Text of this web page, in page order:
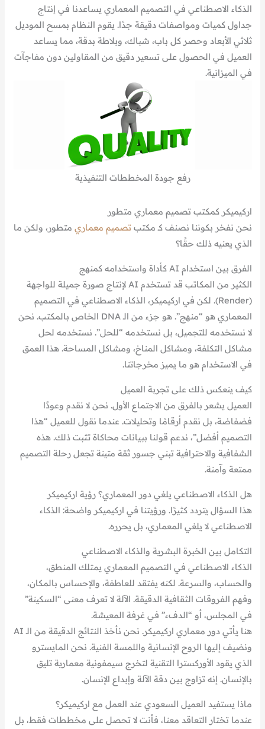
الذكاء الاصطناعي في التصميم المعماري يساعدنا في إنتاج
جداول كميات ومواصفات دقيقة جدًا. يقوم النظام بمسح الموديل
ثلاثي الأبعاد وحصر كل باب، شباك، وبلاطة بدقة، مما يساعد
العميل في الحصول على تسعير دقيق من المقاولين دون مفاجآت
في الميزانية.
رفع جودة المخططات التنفيذية
اركيميكر كمكتب تصميم معماري متطور
نحن نفخر بكوننا نصنف كـ مكتبتصميم معماري متطور، ولكن ما
الذي يعنيه ذلك حقًا؟
الفرق بين استخدام AI كأداة واستخدامه كمنهج
الكثير من المكاتب قد تستخدم AI لإنتاج صورة جميلة للواجهة
(Render). لكن في اركيميكر، الذكاء الاصطناعي في التصميم
المعماري هو “منهج”. هو جزء من الـ DNA الخاص بالمكتب. نحن
لا نستخدمه للتجميل، بل نستخدمه “للحل”. نستخدمه لحل
مشاكل التكلفة، ومشاكل المناخ، ومشاكل المساحة. هذا العمق
في الاستخدام هو ما يميز مخرجاتنا.
كيف ينعكس ذلك على تجربة العميل
العميل يشعر بالفرق من الاجتماع الأول. نحن لا نقدم وعودًا
فضفاضة، بل نقدم أرقامًا وتحليلات. عندما نقول للعميل “هذا
التصميم أفضل”، ندعم قولنا ببيانات محاكاة تثبت ذلك. هذه
الشفافية والاحترافية تبني جسور ثقة متينة تجعل رحلة التصميم
ممتعة وآمنة.
هل الذكاء الاصطناعي يلغي دور المعماري؟ رؤية اركيميكر
هذا السؤال يتردد كثيرًا. ورؤيتنا في اركيميكر واضحة: الذكاء
الاصطناعي لا يلغي المعماري، بل يحرره.
التكامل بين الخبرة البشرية والذكاء الاصطناعي
الذكاء الاصطناعي في التصميم المعماري يمتلك المنطق،
والحساب، والسرعة. لكنه يفتقد للعاطفة، والإحساس بالمكان،
وفهم الفروقات الثقافية الدقيقة. الآلة لا تعرف معنى “السكينة”
في المجلس، أو “الدفء” في غرفة المعيشة.
هنا يأتي دور معماري اركيميكر. نحن نأخذ النتائج الدقيقة من الـ AI
ونضيف إليها الروح الإنسانية واللمسة الفنية. نحن المايسترو
الذي يقود الأوركسترا التقنية لتخرج سيمفونية معمارية تليق
بالإنسان. إنه تزاوج بين دقة الآلة وإبداع الإنسان.
ماذا يستفيد العميل السعودي عند العمل مع اركيميكر؟
عندما تختار التعاقد معنا، فأنت لا تحصل على مخططات فقط، بل